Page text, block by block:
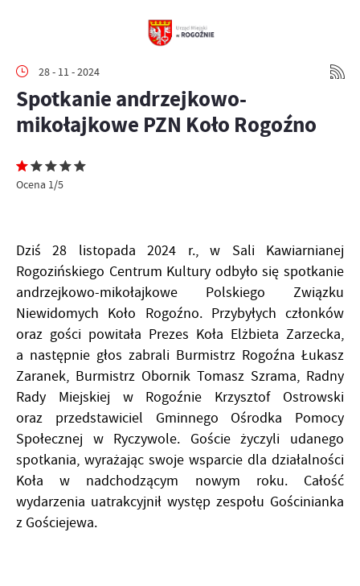
28 - 11 - 2024
Spotkanie andrzejkowo-
mikołajkowe PZN Koło Rogoźno
Ocena 1/5
Dziś 28 listopada 2024 r., w Sali Kawiarnianej
Rogozińskiego Centrum Kultury odbyło się spotkanie
andrzejkowo-mikołajkowe Polskiego Związku
Niewidomych Koło Rogoźno. Przybyłych członków
oraz gości powitała Prezes Koła Elżbieta Zarzecka,
a następnie głos zabrali Burmistrz Rogoźna Łukasz
Zaranek, Burmistrz Obornik Tomasz Szrama, Radny
Rady Miejskiej w Rogoźnie Krzysztof Ostrowski
oraz przedstawiciel Gminnego Ośrodka Pomocy
Społecznej w Ryczywole. Goście życzyli udanego
spotkania, wyrażając swoje wsparcie dla działalności
Koła w nadchodzącym nowym roku. Całość
wydarzenia uatrakcyjnił występ zespołu Gościnianka
z Gościejewa.